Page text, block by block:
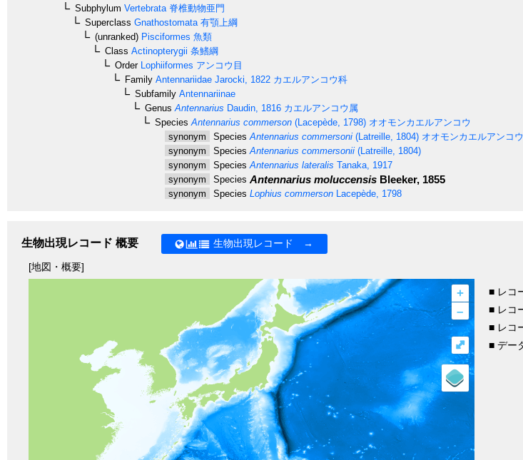
Subphylum Vertebrata脊椎動物亜門
Superclass Gnathostomata有顎上綱
(unranked) Pisciformes 魚類
Class Actinopterygii 条鰭綱
OrderLophiiformes アンコウ目
Family Antennariidae Jarocki, 1822 カエルアンコウ科
Subfamily Antennariinae
Genus Antennarius Daudin, 1816 カエルアンコウ属
Species Antennarius commerson (Lacepède, 1798) オオモンカエルアンコウ
synonym
Species Antennarius commersoni (Latreille, 1804) オオモンカエルアンコウ
synonym
Species Antennarius commersonii (Latreille, 1804)
synonym
Species Antennarius lateralis Tanaka, 1917
synonym
Species Antennarius moluccensis Bleeker, 1855
synonym Species Lophius commerson Lacepède, 1798
生物出現レコード 概要 生物出現レコード →
[地図・概要]
+
–
⤢
■ レコ
■ レコ
■ レコ
■ デー